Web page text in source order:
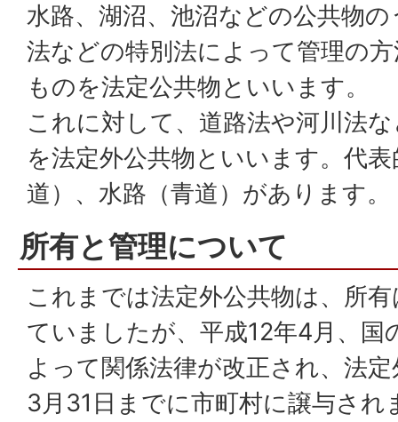
水路、湖沼、池沼などの公共物
法などの特別法によって管理の
ものを法定公共物といいます。
これに対して、道路法や河川法
を法定外公共物といいます。代
道）、水路（青道）があります。
所有と管理について
これまでは法定外公共物は、所
ていましたが、平成12年4月、国
よって関係法律が改正され、法
3月31日までに市町村に譲与され